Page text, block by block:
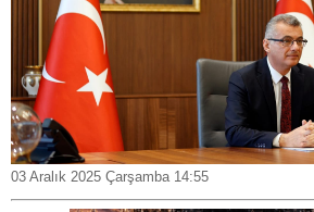
03 Aralık 2025 Çarşamba 14:55